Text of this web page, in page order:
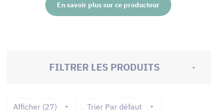
En savoir plus sur ce producteur
FILTRER LES PRODUITS
Afficher (27) Trier Par défaut